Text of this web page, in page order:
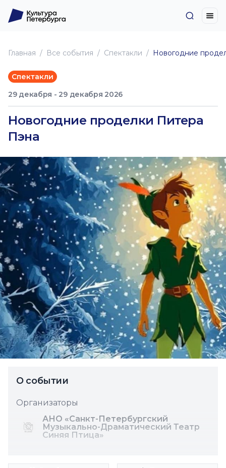
Главная Все события Спектакли Новогодние
Спектакли
29 декабря - 29 декабря 2026
Новогодние проделки Питера
Пэна
О событии
Организаторы
АНО «Санкт-Петербургский
Музыкально-Драматический Театр
Синяя Птица»